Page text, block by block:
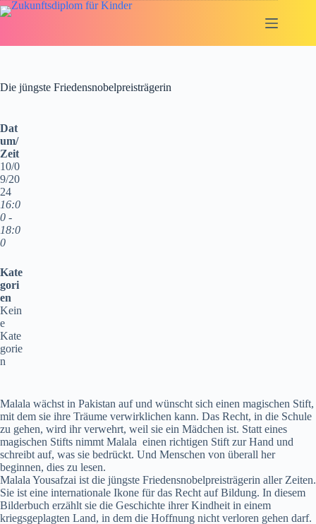
Zum
Inhalt
Die jüngste Friedensnobelpreisträgerin
Dat
um/
Zeit
10/0
9/20
24
16:0
0 -
18:0
0
Kate
gori
en
Kein
e
Kate
gorie
n
Malala wächst in Pakistan auf und wünscht sich einen magischen Stift,
mit dem sie ihre Träume verwirklichen kann. Das Recht, in die Schule
zu gehen, wird ihr verwehrt, weil sie ein Mädchen ist. Statt eines
magischen Stifts nimmt Malala einen richtigen Stift zur Hand und
schreibt auf, was sie bedrückt. Und Menschen von überall her
beginnen, dies zu lesen.
Malala Yousafzai ist die jüngste Friedensnobelpreisträgerin aller Zeiten.
Sie ist eine internationale Ikone für das Recht auf Bildung. In diesem
Bilderbuch erzählt sie die Geschichte ihrer Kindheit in einem
kriegsgeplagten Land, in dem die Hoffnung nicht verloren gehen darf.